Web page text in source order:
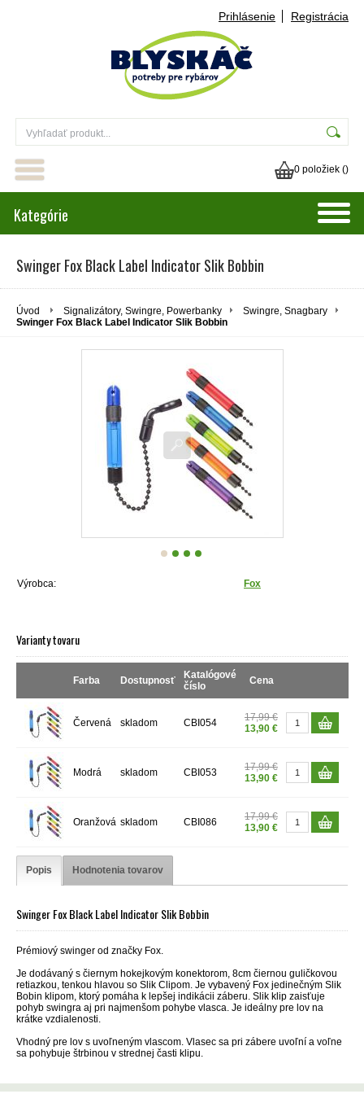
Prihlásenie Registrácia
0 položiek ()
Kategórie
Swinger Fox Black Label Indicator Slik Bobbin
Úvod Signalizátory, Swingre, Powerbanky
Swingre, Snagbary
Swinger Fox Black Label Indicator Slik Bobbin
Výrobca: Fox
Varianty tovaru
Farba Dostupnosť
Katalógové
číslo
Cena
Červená skladom CBI054
17,99 €
13,90 €
Modrá skladom CBI053
17,99 €
13,90 €
Oranžová skladom CBI086
17,99 €
13,90 €
Popis Hodnotenia tovarov
Swinger Fox Black Label Indicator Slik Bobbin
Prémiový swinger od značky Fox.
Je dodávaný s čiernym hokejkovým konektorom, 8cm čiernou guličkovou
retiazkou, tenkou hlavou so Slik Clipom. Je vybavený Fox jedinečným Slik
Bobin klipom, ktorý pomáha k lepšej indikácii záberu. Slik klip zaisťuje
pohyb swingra aj pri najmenšom pohybe vlasca. Je ideálny pre lov na
krátke vzdialenosti.
Vhodný pre lov s uvoľneným vlascom. Vlasec sa pri zábere uvoľní a voľne
sa pohybuje štrbinou v strednej časti klipu.